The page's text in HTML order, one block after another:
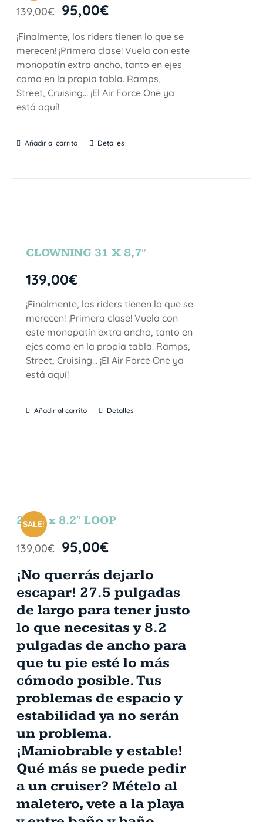
139,00€ 95,00€
¡Finalmente, los riders tienen lo que se
merecen! ¡Primera clase! Vuela con este
monopatín extra ancho, tanto en ejes
como en la propia tabla. Ramps,
Street, Cruising… ¡El Air Force One ya
está aquí!
Añadir al carrito Detalles
CLOWNING 31 X 8,7″
139,00€
¡Finalmente, los riders tienen lo que se
merecen! ¡Primera clase! Vuela con
este monopatín extra ancho, tanto en
ejes como en la propia tabla. Ramps,
Street, Cruising… ¡El Air Force One ya
está aquí!
Añadir al carrito Detalles
SALE!
27.5″ x 8.2″ LOOP
139,00€ 95,00€
¡No querrás dejarlo
escapar! 27.5 pulgadas
de largo para tener justo
lo que necesitas y 8.2
pulgadas de ancho para
que tu pie esté lo más
cómodo posible. Tus
problemas de espacio y
estabilidad ya no serán
un problema.
¡Maniobrable y estable!
Qué más se puede pedir
a un cruiser? Mételo al
maletero, vete a la playa